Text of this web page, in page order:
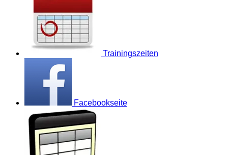
Trainingszeiten
Facebookseite